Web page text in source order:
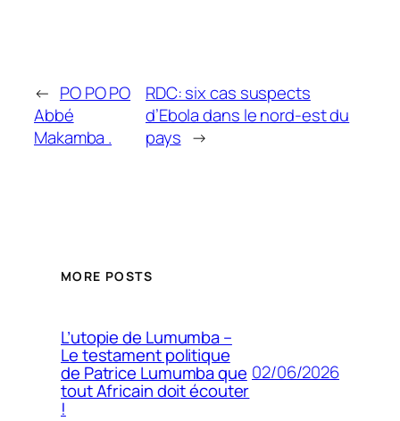
← PO PO PO
Abbé
Makamba .
RDC: six cas suspects
d’Ebola dans le nord-est du
pays →
MORE POSTS
L’utopie de Lumumba –
Le testament politique
de Patrice Lumumba que
tout Africain doit écouter
!
02/06/2026